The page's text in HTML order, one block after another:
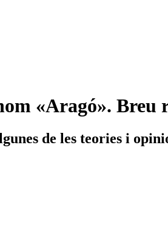
«Aragó».
de les teories i